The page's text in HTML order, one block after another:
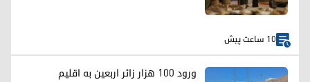
10 ساعت پیش
ورود ۱۰۰ هزار زائر اربعین به اقلیم